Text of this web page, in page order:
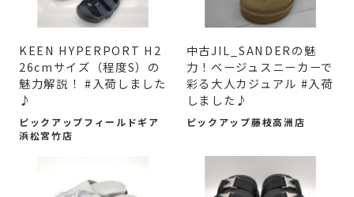
KEEN HYPERPORT H2
26cmサイズ（程度S）の
魅力解説！ #入荷しました
♪
ピックアップフィールドギア
浜松宮竹店
中古JIL_SANDERの魅
力！ベージュスニーカーで
彩る大人カジュアル #入荷
しました♪
ピックアップ藤枝高洲店